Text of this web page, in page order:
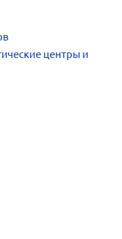
центры и